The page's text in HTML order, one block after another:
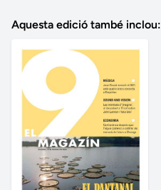
Aquesta edició també inclou: